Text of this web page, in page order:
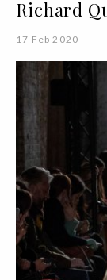
Richard
17 Feb 2020